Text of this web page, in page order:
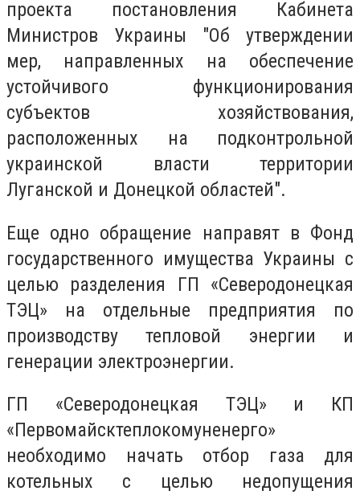
проекта постановления Кабинета
Министров Украины "Об утверждении
мер, направленных на обеспечение
устойчивого функционирования
субъектов хозяйствования,
расположенных на подконтрольной
украинской власти территории
Луганской и Донецкой областей".
Еще одно обращение направят в Фонд
государственного имущества Украины с
целью разделения ГП «Северодонецкая
ТЭЦ» на отдельные предприятия по
производству тепловой энергии и
генерации электроэнергии.
ГП «Северодонецкая ТЭЦ» и КП
«Первомайсктеплокомуненерго»
необходимо начать отбор газа для
котельных с целью недопущения